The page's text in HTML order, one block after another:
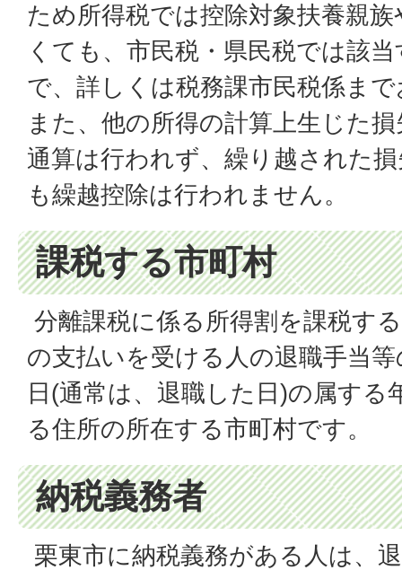
ため所得税では控除対象扶養親
くても、市民税・県民税では該
で、詳しくは税務課市民税係ま
また、他の所得の計算上生じた
通算は行われず、繰り越された
も繰越控除は行われません。
課税する市町村
分離課税に係る所得割を課税す
の支払いを受ける人の退職手当
日(通常は、退職した日)の属する
る住所の所在する市町村です。
納税義務者
栗東市に納税義務がある人は、